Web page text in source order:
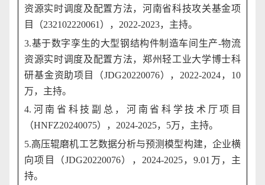
资源实时调度及配置方法，河南省科技攻关基金项
目（232102220061 ）， 2022-2023，主持。
3.基于数字孪生的大型钢结构件制造车间生产-物流
资源实时调度及配置方法，郑州轻工业大学博士科
研基金资助项目（JDG20220076）， 2022-2024， 10
万，主持。
4. 河南省科技副总，河南省科学技术厅项目
（HNFZ20240075）， 2024-2025， 5万，主持。
5.高压辊磨机工艺数据分析与预测模型构建，企业横
向项目（JDG20220076）， 2024-2025，9.01 万，主
持。